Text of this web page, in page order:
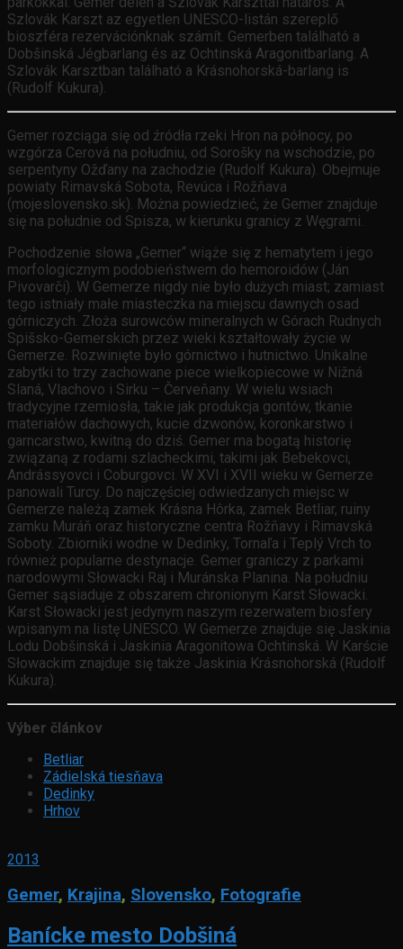
Szlovák Karszt az egyetlen UNESCO-listán szereplő
bioszféra rezervációnknak számít. Gemerben található a
Dobšinská Jégbarlang és az Ochtinská Aragonitbarlang. A
Szlovák Karsztban található a Krásnohorská-barlang is
(Rudolf Kukura).
Gemer rozciąga się od źródła rzeki Hron na północy, po
wzgórza Cerová na południu, od Sorošky na wschodzie, po
serpentyny Ožďany na zachodzie (Rudolf Kukura). Obejmuje
powiaty Rimavská Sobota, Revúca i Rožňava
(mojeslovensko.sk). Można powiedzieć, że Gemer znajduje
się na południe od Spisza, w kierunku granicy z Węgrami.
Pochodzenie słowa „Gemer“ wiąże się z hematytem i jego
morfologicznym podobieństwem do hemoroidów (Ján
Pivovarči). W Gemerze nigdy nie było dużych miast; zamiast
tego istniały małe miasteczka na miejscu dawnych osad
górniczych. Złoża surowców mineralnych w Górach Rudnych
Spišsko-Gemerskich przez wieki kształtowały życie w
Gemerze. Rozwinięte było górnictwo i hutnictwo. Unikalne
zabytki to trzy zachowane piece wielkopiecowe w Nižná
Slaná, Vlachovo i Sirku – Červeňany. W wielu wsiach
tradycyjne rzemiosła, takie jak produkcja gontów, tkanie
materiałów dachowych, kucie dzwonów, koronkarstwo i
garncarstwo, kwitną do dziś. Gemer ma bogatą historię
związaną z rodami szlacheckimi, takimi jak Bebekovci,
Andrássyovci i Coburgovci. W XVI i XVII wieku w Gemerze
panowali Turcy. Do najczęściej odwiedzanych miejsc w
Gemerze należą zamek Krásna Hôrka, zamek Betliar, ruiny
zamku Muráň oraz historyczne centra Rožňavy i Rimavská
Soboty. Zbiorniki wodne w Dedinky, Tornaľa i Teplý Vrch to
również popularne destynacje. Gemer graniczy z parkami
narodowymi Słowacki Raj i Muránska Planina. Na południu
Gemer sąsiaduje z obszarem chronionym Karst Słowacki.
Karst Słowacki jest jedynym naszym rezerwatem biosfery
wpisanym na listę UNESCO. W Gemerze znajduje się Jaskinia
Lodu Dobšinská i Jaskinia Aragonitowa Ochtinská. W Karście
Słowackim znajduje się także Jaskinia Krásnohorská (Rudolf
Kukura).
Výber článkov
Betliar
Zádielská tiesňava
Dedinky
Hrhov
2013
Gemer, Krajina, Slovensko, Fotografie
Banícke mesto Dobšiná